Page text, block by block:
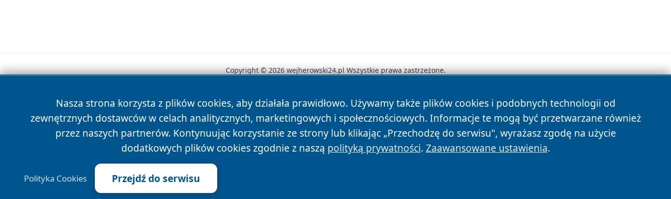
Nasza strona korzysta z plików cookies, aby działała prawidłowo. Używamy także plików cookies i podobnych technologii od
zewnętrznych dostawców w celach analitycznych, marketingowych i społecznościowych. Informacje te mogą być przetwarzane również
przez naszych partnerów. Kontynuując korzystanie ze strony lub klikając „Przechodzę do serwisu", wyrażasz zgodę na użycie
dodatkowych plików cookies zgodnie z naszą polityką prywatności. Zaawansowane ustawienia.
Polityka Cookies Przejdź do serwisu
Copyright © 2026 wejherowski24.pl Wszystkie prawa zastrzeżone.
News Autorzy Polityka Prywatności Polityka Cookies